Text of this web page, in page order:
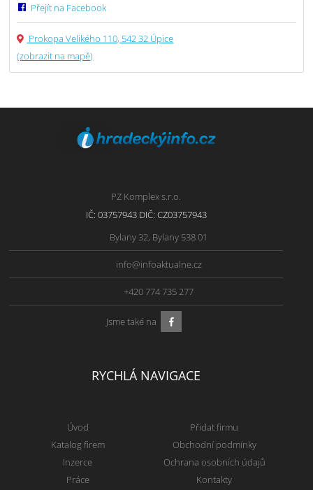
Přejít na Facebook
Prokopa Velikého 110, 542 32 Úpice
(zobrazit na mapě)
PZ Komplex s.r.o.
IČ: 03757943 DIČ: CZ03757943
Bylany 32, Bylany 538 01
info@infoaktualne.cz
+420 774 735 277
Jsme také na
RYCHLÁ NAVIGACE
Úvod
Katalog firem
Inzerce
Práce
Přidat firmu
Obchodní podmínky
Ochrana osobních údajů
Kontakty